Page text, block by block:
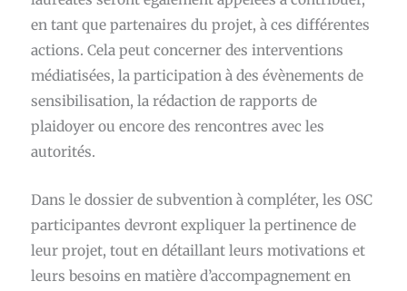
en tant que partenaires du projet, à ces différentes
actions. Cela peut concerner des interventions
médiatisées, la participation à des évènements de
sensibilisation, la rédaction de rapports de
plaidoyer ou encore des rencontres avec les
autorités.
Dans le dossier de subvention à compléter, les OSC
participantes devront expliquer la pertinence de
leur projet, tout en détaillant leurs motivations et
leurs besoins en matière d’accompagnement en